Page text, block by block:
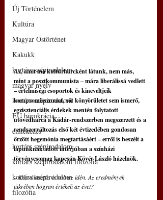
Új Történelem
Kultúra
Magyar Őstörténet
Kakukk
kortárs szépirodalom
magyar nyelv
kortárs szépirodalom
EU bürokrácia
emlékezés
kortárs szépirodalom
kortárs szépirodalom filozófia
kortárs szépirodalom
filozófia
Az, amit ma kultúrharcként látunk, nem más,
mint a posztkommunista – mára liberálissá vedlett
– értelmiségi csoportok és kineveltjeik
kompromisszumot, sőt könyörületet sem ismerő,
egzisztenciális érdekek mentén folytatott
utóvédharca a Kádár-rendszerben megszerzett és a
rendszerváltozás első két évtizedében gondosan
őrzött hegemónia megtartásáért – erről is beszélt a
lapunknak adott interjúban a színházi
törvénycsomag kapcsán Kövér László házelnök.
– Két választás is volt az idén. Az eredmények
tükrében hogyan értékeli az évet?